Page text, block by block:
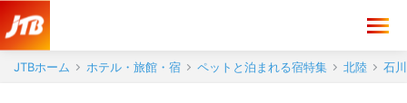
JTBホーム ホテル・旅館・宿 ペットと泊まれる宿特集 北陸 石